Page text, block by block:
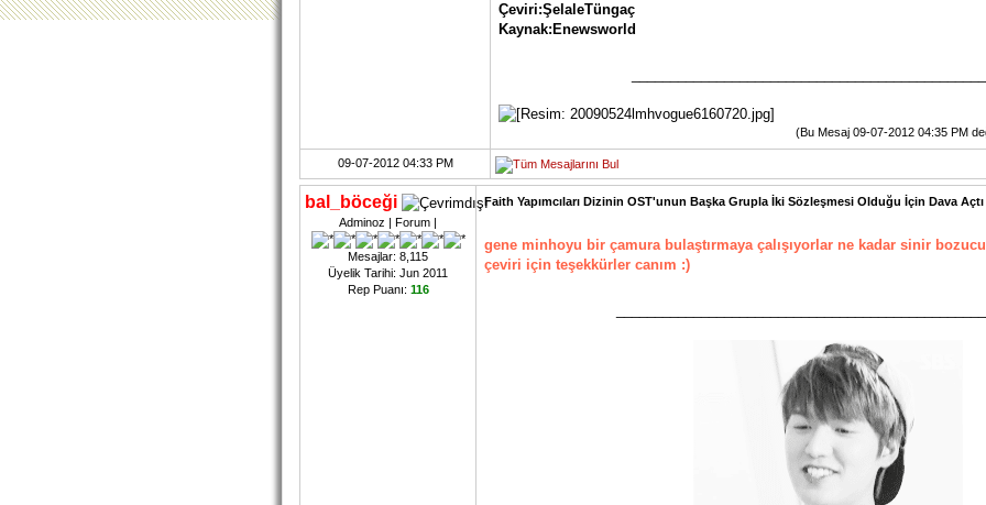
Çeviri:ŞelaleTüngaç
Kaynak:Enewsworld
(Bu Mesaj 09-07-2012 04:35 PM
09-07-2012 04:33 PM
bal_böceği
Adminoz | Forum |
Mesajlar: 8,115
Üyelik Tarihi: Jun 2011
Rep Puanı: 116
Faith Yapımcıları Dizinin OST'unun Başka Grupla İki Sözleşmesi Olduğu İçin Dava Açtı
gene minhoyu bir çamura bulaştırmaya çalışıyorlar ne kadar sinir bozucu
çeviri için teşekkürler canım :)